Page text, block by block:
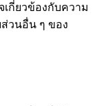
เกี่ยวข้องกับความ
วนอื่น ๆ ของ